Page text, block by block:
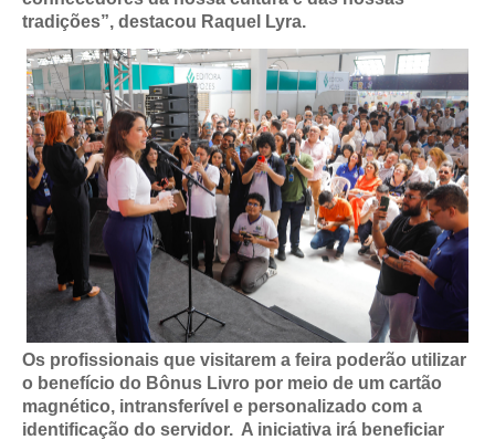
tradições”, destacou Raquel Lyra.
Os profissionais que visitarem a feira poderão utilizar
o benefício do Bônus Livro por meio de um cartão
magnético, intransferível e personalizado com a
identificação do servidor. A iniciativa irá beneficiar